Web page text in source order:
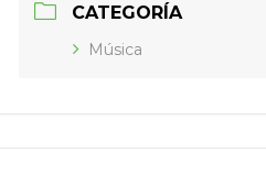
CATEGORÍA
Música